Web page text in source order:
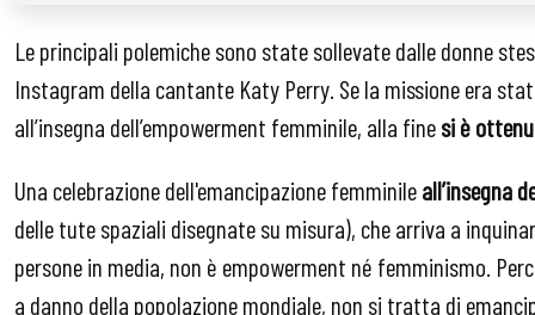
Le principali polemiche sono state sollevate dalle donne
Instagram della cantante Katy Perry. Se la missione era
all’insegna dell’empowerment femminile, alla finesi è
Una celebrazione dell'emancipazione femminileall’insegna
delle tute spaziali disegnate su misura), che arriva a
persone in media, non è empowerment né femminismo.
a danno della popolazione mondiale, non si tratta di